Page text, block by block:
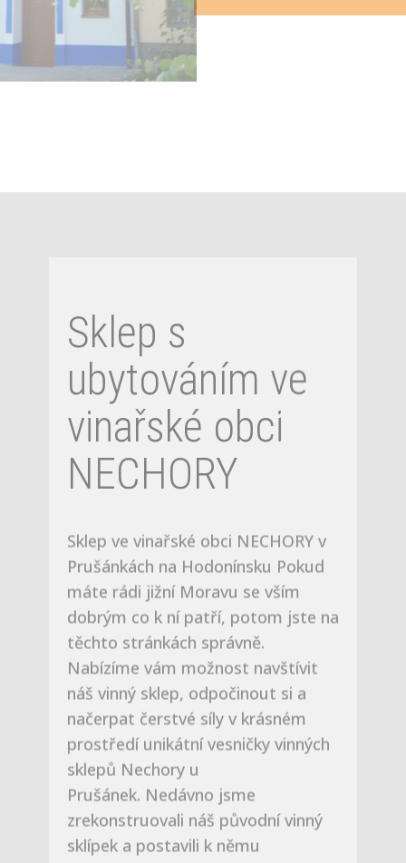
Sklep s
NECHORY
Sklep ve vinařské obci NECHORY v
Prušánkách na Hodonínsku Pokud
máte rádi jižní Moravu se vším
dobrým co k ní patří, potom jste na
náš vinný sklep, odpočinout si a
načerpat čerstvé síly v krásném
prostředí unikátní vesničky vinných
sklepů Nechory u
Prušánek. Nedávno jsme
zrekonstruovali náš původní vinný
sklípek a postavili k němu
v tradičním slováckém stylu zcela
novou nadzemní část i
s ubytováním až pro 8 hostů. Přijet
můžete na letní rodinnou
dovolenou, víkendový pobyt,
firemní nebo soukromou akci či